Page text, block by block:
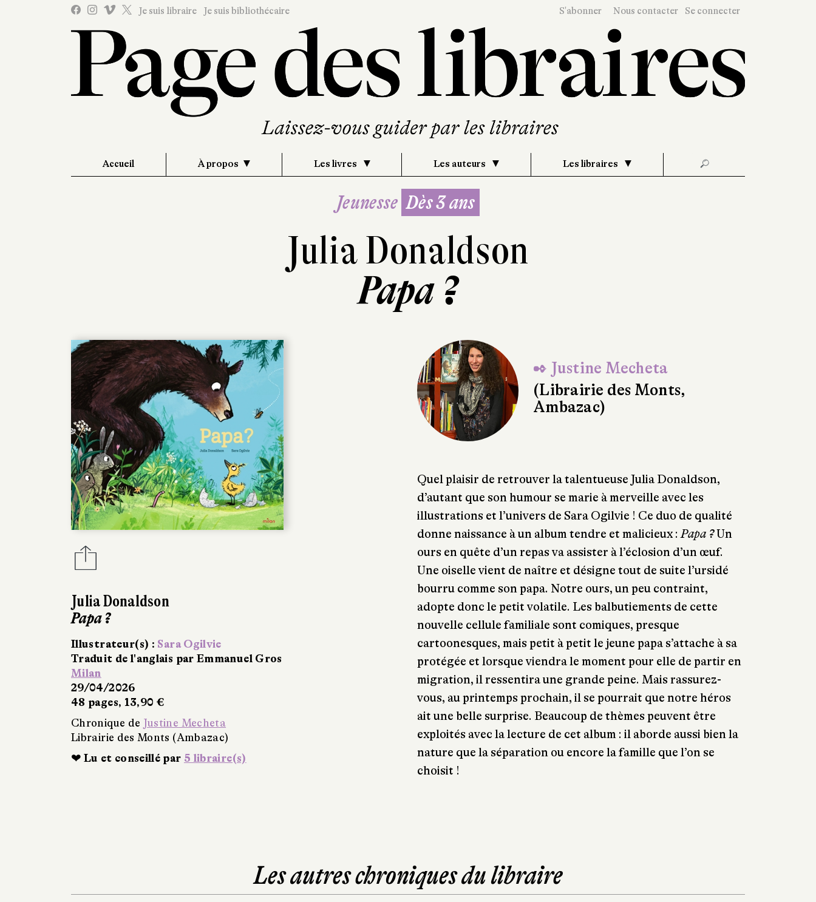
Je suis libraire Je suis bibliothécaire S'abonner Nous contacter Se connecter
Accueil À propos Les livres Les auteurs Les libraires 🔎
Jeunesse Dès 3 ans
Julia Donaldson
Papa ?
Julia Donaldson
Papa ?
Illustrateur(s) : Sara Ogilvie
Traduit de l'anglais par Emmanuel Gros
Milan
29/04/2026
48 pages, 13,90 €
Chronique de Justine Mecheta
Librairie des Monts (Ambazac)
❤ Lu et conseillé par 5 libraire(s)
✒ Justine Mecheta
(Librairie des Monts,
Ambazac)
Quel plaisir de retrouver la talentueuse Julia Donaldson,
d’autant que son humour se marie à merveille avec les
illustrations et l’univers de Sara Ogilvie ! Ce duo de qualité
donne naissance à un album tendre et malicieux :Papa ?Un
ours en quête d’un repas va assister à l’éclosion d’un œuf.
Une oiselle vient de naître et désigne tout de suite l’ursidé
bourru comme son papa. Notre ours, un peu contraint,
adopte donc le petit volatile. Les balbutiements de cette
nouvelle cellule familiale sont comiques, presque
cartoonesques, mais petit à petit le jeune papa s’attache à sa
protégée et lorsque viendra le moment pour elle de partir en
migration, il ressentira une grande peine. Mais rassurez-
vous, au printemps prochain, il se pourrait que notre héros
ait une belle surprise. Beaucoup de thèmes peuvent être
exploités avec la lecture de cet album : il aborde aussi bien la
nature que la séparation ou encore la famille que l’on se
choisit !
Les autres chroniques du libraire